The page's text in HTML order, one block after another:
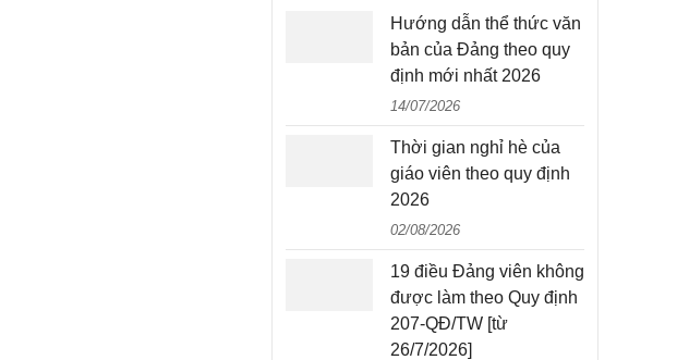
Hướng dẫn thể thức văn
bản của Đảng theo quy
định mới nhất 2026
14/07/2026
Thời gian nghỉ hè của
giáo viên theo quy định
2026
02/08/2026
19 điều Đảng viên không
được làm theo Quy định
207-QĐ/TW [từ
26/7/2026]